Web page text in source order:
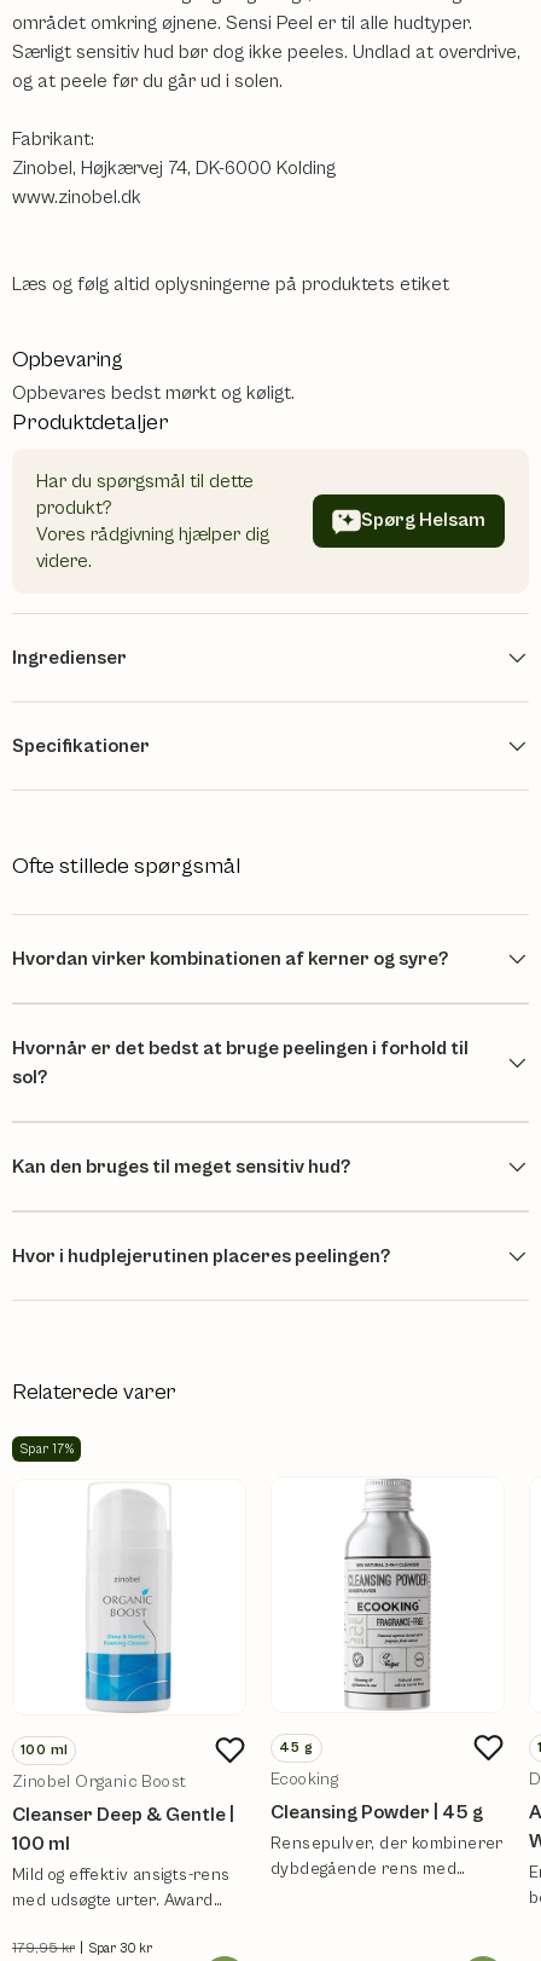
området omkring øjnene. Sensi Peel er til alle hudtyper.
Særligt sensitiv hud bør dog ikke peeles. Undlad at overdrive,
og at peele før du går ud i solen.
Fabrikant:
Zinobel, Højkærvej 74, DK-6000 Kolding
www.zinobel.dk
Læs og følg altid oplysningerne på produktets etiket
Opbevaring
Opbevares bedst mørkt og køligt.
Produktdetaljer
Har du spørgsmål til dette
produkt?
Vores rådgivning hjælper dig
videre.
Spørg Helsam
Ingredienser
Specifikationer
Ofte stillede spørgsmål
Hvordan virker kombinationen af kerner og syre?
Hvornår er det bedst at bruge peelingen i forhold til
sol?
Kan den bruges til meget sensitiv hud?
Hvor i hudplejerutinen placeres peelingen?
Relaterede varer
Spar 17%
100 ml
Zinobel Organic Boost
Cleanser Deep & Gentle |
100 ml
Mild og effektiv ansigts-rens
med udsøgte urter. Award
179,95 kr Spar 30 kr
45 g
Ecooking
Cleansing Powder | 45 g
Rensepulver, der kombinerer
dybdegående rens med